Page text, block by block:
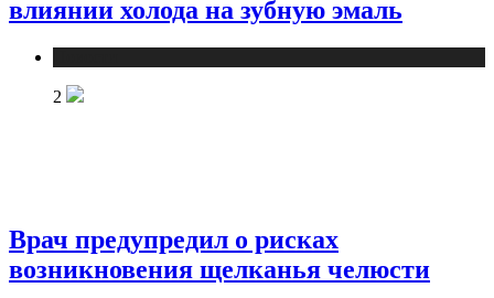
влиянии холода на зубную эмаль
2
Врач предупредил о рисках
возникновения щелканья челюсти